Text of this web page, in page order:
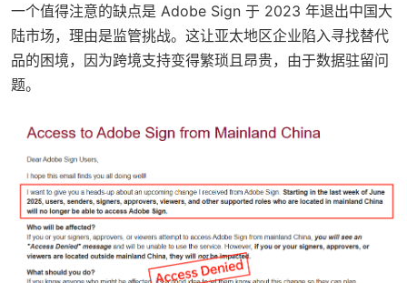
一个值得注意的缺点是 Adobe Sign 于 2023 年退出中国大
陆市场，理由是监管挑战。这让亚太地区企业陷入寻找替代
品的困境，因为跨境支持变得繁琐且昂贵，由于数据驻留问
题。